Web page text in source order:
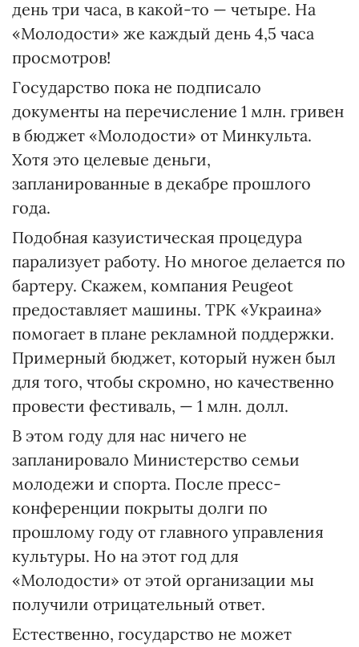
день три часа, в какой-то — четыре. На
«Молодости» же каждый день 4,5 часа
просмотров!
Государство пока не подписало
документы на перечисление 1 млн. гривен
в бюджет «Молодости» от Минкульта.
Хотя это целевые деньги,
запланированные в декабре прошлого
года.
Подобная казуистическая процедура
парализует работу. Но многое делается по
бартеру. Скажем, компания Peugeot
предоставляет машины. ТРК «Украина»
помогает в плане рекламной поддержки.
Примерный бюджет, который нужен был
для того, чтобы скромно, но качественно
провести фестиваль, — 1 млн. долл.
В этом году для нас ничего не
запланировало Министерство семьи
молодежи и спорта. После пресс-
конференции покрыты долги по
прошлому году от главного управления
культуры. Но на этот год для
«Молодости» от этой организации мы
получили отрицательный ответ.
Естественно, государство не может